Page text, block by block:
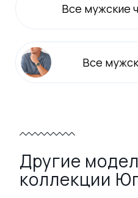
Все мужские
Все
Другие
коллекции